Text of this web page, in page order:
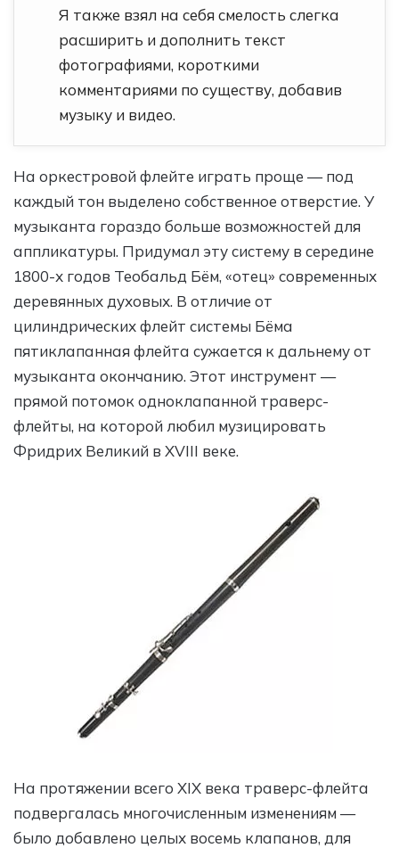
Я также взял на себя смелость слегка
расширить и дополнить текст
фотографиями, короткими
комментариями по существу, добавив
музыку и видео.
На оркестровой флейте играть проще — под
каждый тон выделено собственное отверстие. У
музыканта гораздо больше возможностей для
аппликатуры. Придумал эту систему в середине
1800-х годов Теобальд Бём, «отец» современных
деревянных духовых. В отличие от
цилиндрических флейт системы Бёма
пятиклапанная флейта сужается к дальнему от
музыканта окончанию. Этот инструмент —
прямой потомок одноклапанной траверс-
флейты, на которой любил музицировать
Фридрих Великий в XVIII веке.
На протяжении всего XIX века траверс-флейта
подвергалась многочисленным изменениям —
было добавлено целых восемь клапанов, для